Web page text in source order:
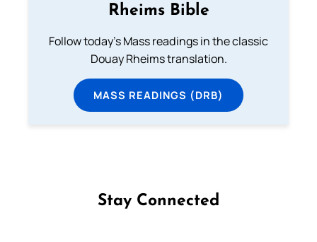
Rheims Bible
Follow today's Mass readings in the classic
Douay Rheims translation.
MASS READINGS (DRB)
Stay Connected